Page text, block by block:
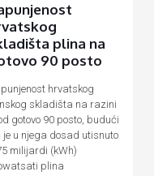
plina na
90 posto
hrvatskog
skladišta na razini
gotovo 90 posto, budući
je u njega dosad utisnuto
milijardi (kWh)
plina